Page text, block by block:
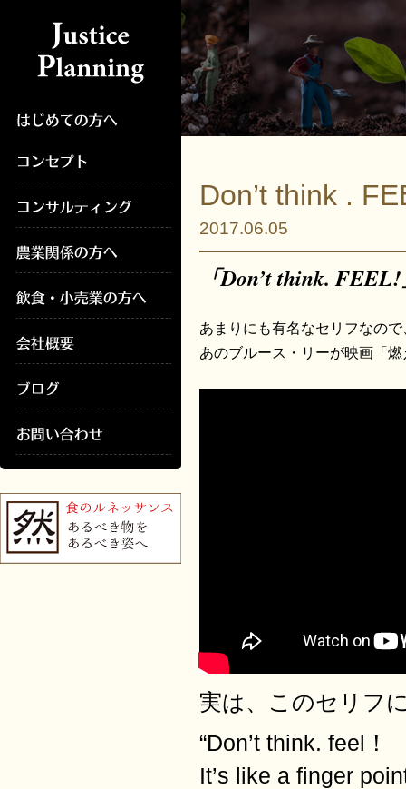
Don’t think .
2017.06.05
「Don’t think.
あのブルース・リーが映画「
実は、このセリフ
“Don’t think. feel！
It’s like a finger